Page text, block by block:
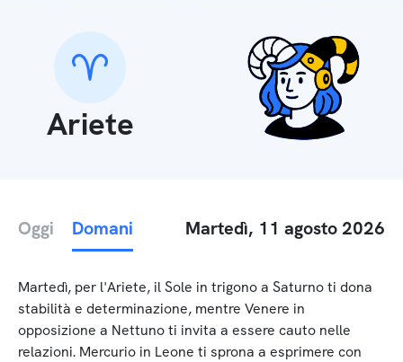
Ariete
Oggi Domani Martedì, 11 agosto 2026
Martedì, per l'Ariete, il Sole in trigono a Saturno ti dona
stabilità e determinazione, mentre Venere in
opposizione a Nettuno ti invita a essere cauto nelle
relazioni. Mercurio in Leone ti sprona a esprimere con